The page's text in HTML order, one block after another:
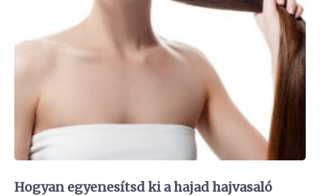
Hogyan egyenesítsd ki a hajad hajvasaló